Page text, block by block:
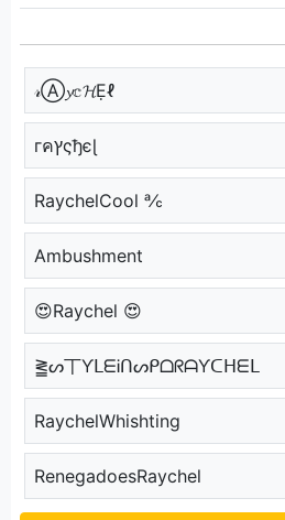
𝓇Ⓐ𝔂𝕔𝓗Ẹℓ
гคץςђєɭ
RaychelCool ℀
Ambushment
😍Raychel 😍
⪒ᔕ丅ƳᒪᗴᎥᑎᔕᑭᗝᖇᗩƳᑕᕼᗴᒪ
RaychelWhishting
RenegadoesRaychel